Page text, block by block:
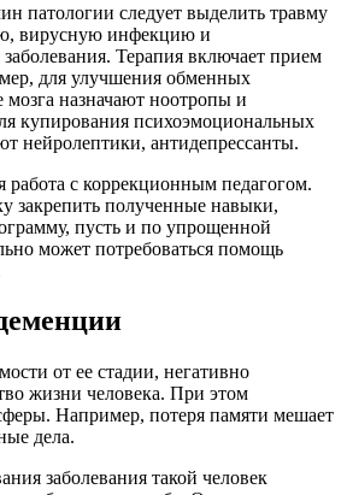
патологии следует выделить травму
вирусную инфекцию и
Терапия включает прием
для улучшения обменных
мозга назначают ноотропы и
купирования психоэмоциональных
нейролептики, антидепрессанты.
работа с коррекционным педагогом.
закрепить полученные навыки,
пусть и по упрощенной
может потребоваться помощь
от ее стадии, негативно
жизни человека. При этом
Например, потеря памяти мешает
дела.
заболевания такой человек